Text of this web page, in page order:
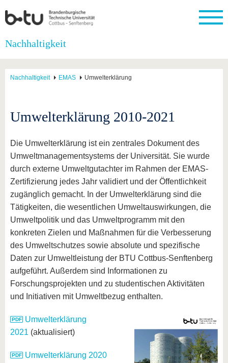
Startseite
Universität
Karriere
Partnerschaften
Strukturwandel
Forschung
Aktuelle
Förderung
Nachwuchs
Studium
Im
Nach
dem
Studium
International
Internationales
Ausland
an die
BTU ins
Ausland
Für
internationale
Studierende
Kontakt
Weiterbildung
Kontakt
Transfer
und
Gründen
an der
BTU
Transferprojekte
Lernen
Sie uns
kennen
Unileben
Sport &
BTU &
erleben
Nachhaltigkeit
Nachhaltigkeit EMAS Umwelterklärung
Umwelterklärung 2010-2021
Die Umwelterklärung ist ein zentrales Dokument des
Umweltmanagementsystems der Universität. Sie wurde
durch externe Umweltgutachter im Rahmen der EMAS-
Zertifizierung jedes Jahr validiert und der Öffentlichkeit
zugänglich gemacht. In der Umwelterklärung sind die
Tätigkeiten, die wesentlichen Umweltauswirkungen, die
Umweltpolitik und das Umweltprogramm mit den
konkreten Zielen und Maßnahmen für die Verbesserung
des Umweltschutzes sowie absolute und spezifische
Daten zur Umweltleistung der BTU Cottbus-Senftenberg
aufgeführt. Außerdem sind Informationen zu
Forschungsprojekten und zu studentischen Aktivitäten
und Initiativen mit Umweltbezug enthalten.
Umwelterklärung
2021 (aktualisiert)
Umwelterklärung 2020